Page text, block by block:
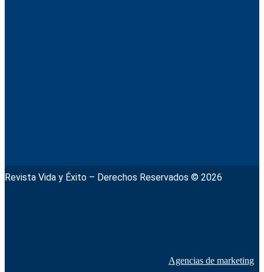
Revista Vida y Éxito – Derechos Reservados © 2026
Agencias de marketing